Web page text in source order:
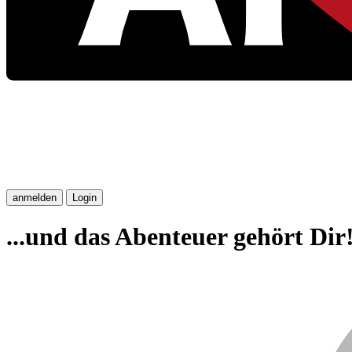
anmelden Login
...und das Abenteuer gehört